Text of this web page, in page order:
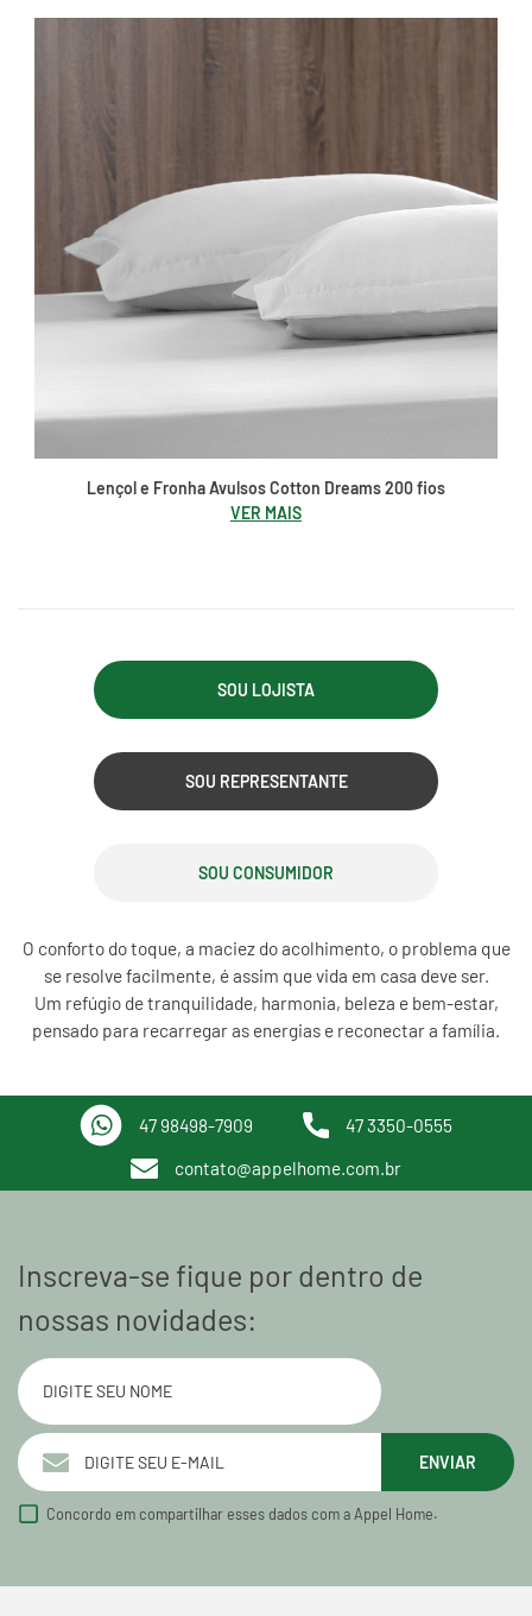
Lençol e Fronha Avulsos Cotton Dreams 200 fios
VER MAIS
SOU LOJISTA
SOU REPRESENTANTE
SOU CONSUMIDOR
O conforto do toque, a maciez do acolhimento, o problema que
se resolve facilmente, é assim que vida em casa deve ser.
Um refúgio de tranquilidade, harmonia, beleza e bem-estar,
pensado para recarregar as energias e reconectar a família.
47 98498-7909 47 3350-0555
contato@appelhome.com.br
Inscreva-se fique por dentro de
nossas novidades:
ENVIAR
Concordo em compartilhar esses dados com a Appel Home.